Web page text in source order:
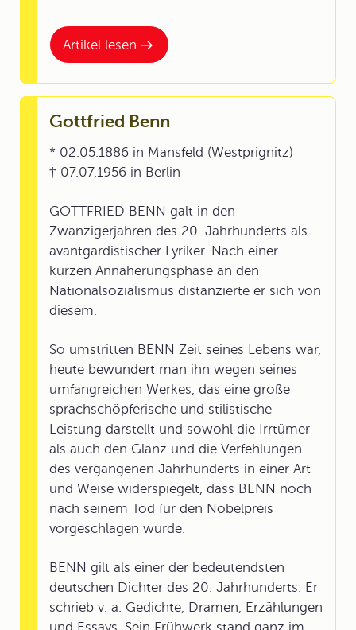
Artikel lesen
Gottfried Benn
* 02.05.1886 in Mansfeld (Westprignitz)
† 07.07.1956 in Berlin
GOTTFRIED BENN galt in den
Zwanzigerjahren des 20. Jahrhunderts als
avantgardistischer Lyriker. Nach einer
kurzen Annäherungsphase an den
Nationalsozialismus distanzierte er sich von
diesem.
So umstritten BENN Zeit seines Lebens war,
heute bewundert man ihn wegen seines
umfangreichen Werkes, das eine große
sprachschöpferische und stilistische
Leistung darstellt und sowohl die Irrtümer
als auch den Glanz und die Verfehlungen
des vergangenen Jahrhunderts in einer Art
und Weise widerspiegelt, dass BENN noch
nach seinem Tod für den Nobelpreis
vorgeschlagen wurde.
BENN gilt als einer der bedeutendsten
deutschen Dichter des 20. Jahrhunderts. Er
schrieb v. a. Gedichte, Dramen, Erzählungen